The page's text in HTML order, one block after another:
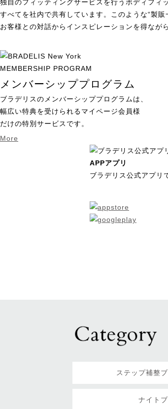
独自のフィッティングサービスを行うボディフィ
すべてを社内で共有しています。このような“製
お客様との対話からインスピレーションを得なが
MEMBERSHIP PROGRAM
メンバーシッププログラム
ブラデリスのメンバーシッププログラムは、
幅広い特典を受けられるマイページ会員様
だけの特別サービスです。
More
APPアプリ
ブラデリス公式アプリ
ステップ補整
ナイト